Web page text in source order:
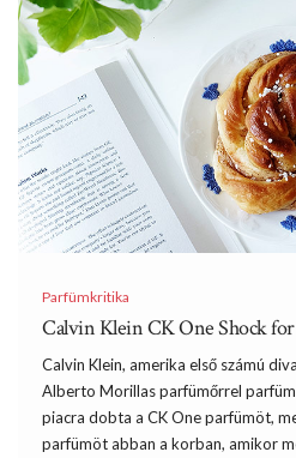
Parfümkritika
Calvin Klein CK One Shock
Calvin Klein, amerika első számú
Alberto Morillas parfümőrrel
piacra dobta a CK One parfümöt,
parfümöt abban a korban, amikor